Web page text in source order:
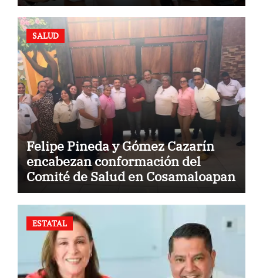
SALUD
Felipe Pineda y Gómez Cazarín
encabezan conformación del
Comité de Salud en Cosamaloapan
ESTATAL